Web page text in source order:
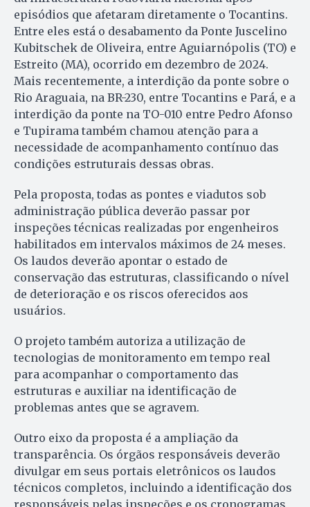
episódios que afetaram diretamente o Tocantins.
Entre eles está o desabamento da Ponte Juscelino
Kubitschek de Oliveira, entre Aguiarnópolis (TO) e
Estreito (MA), ocorrido em dezembro de 2024.
Mais recentemente, a interdição da ponte sobre o
Rio Araguaia, na BR-230, entre Tocantins e Pará, e a
interdição da ponte na TO-010 entre Pedro Afonso
e Tupirama também chamou atenção para a
necessidade de acompanhamento contínuo das
condições estruturais dessas obras.
Pela proposta, todas as pontes e viadutos sob
administração pública deverão passar por
inspeções técnicas realizadas por engenheiros
habilitados em intervalos máximos de 24 meses.
Os laudos deverão apontar o estado de
conservação das estruturas, classificando o nível
de deterioração e os riscos oferecidos aos
usuários.
O projeto também autoriza a utilização de
tecnologias de monitoramento em tempo real
para acompanhar o comportamento das
estruturas e auxiliar na identificação de
problemas antes que se agravem.
Outro eixo da proposta é a ampliação da
transparência. Os órgãos responsáveis deverão
divulgar em seus portais eletrônicos os laudos
técnicos completos, incluindo a identificação dos
responsáveis pelas inspeções e os cronogramas